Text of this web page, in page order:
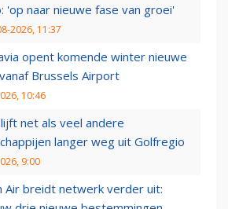
'op naar nieuwe fase van groei'
2026, 11:37
opent komende winter nieuwe
Brussels Airport
10:46
net als veel andere
langer weg uit Golfregio
9:00
Air breidt netwerk verder uit: